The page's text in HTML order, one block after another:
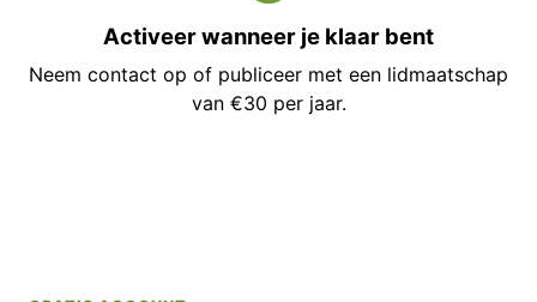
Activeer wanneer je klaar bent
Neem contact op of publiceer met een lidmaatschap
van €30 per jaar.